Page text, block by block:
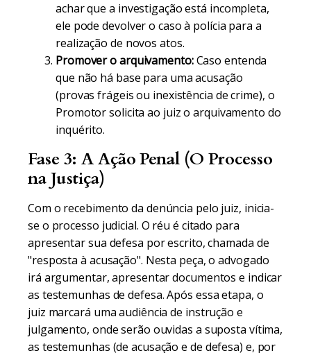
achar que a investigação está incompleta,
ele pode devolver o caso à polícia para a
realização de novos atos.
Promover o arquivamento:Caso entenda
que não há base para uma acusação
(provas frágeis ou inexistência de crime), o
Promotor solicita ao juiz o arquivamento do
inquérito.
Fase 3: A Ação Penal (O Processo
na Justiça)
Com o recebimento da denúncia pelo juiz, inicia-
se o processo judicial. O réu é citado para
apresentar sua defesa por escrito, chamada de
"resposta à acusação". Nesta peça, o advogado
irá argumentar, apresentar documentos e indicar
as testemunhas de defesa. Após essa etapa, o
juiz marcará uma audiência de instrução e
julgamento, onde serão ouvidas a suposta vítima,
as testemunhas (de acusação e de defesa) e, por